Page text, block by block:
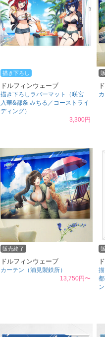
描き下ろし
ドルフィンウェーブ
描き下ろしラバーマット（咲宮
入華&都条 みちる／コーストライ
ディング）
3,300円
販売終了
ドルフィンウェーブ
カーテン（浦見製鉄所）
13,750円〜